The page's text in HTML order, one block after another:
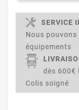
SERVICE
Nous
équipements
dès 600€
Colis soigné